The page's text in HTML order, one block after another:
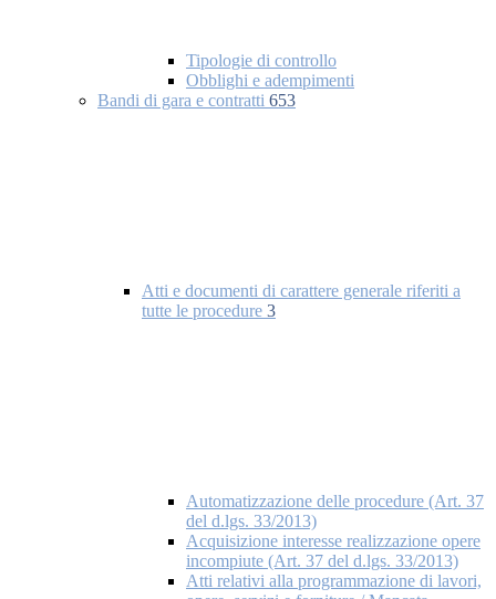
Tipologie di controllo
Obblighi e adempimenti
Bandi di gara e contratti 653
Atti e documenti di carattere generale riferiti a
tutte le procedure 3
Automatizzazione delle procedure (Art. 37
del d.lgs. 33/2013)
Acquisizione interesse realizzazione opere
incompiute (Art. 37 del d.lgs. 33/2013)
Atti relativi alla programmazione di lavori,